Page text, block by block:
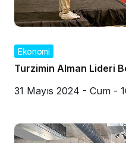
Ekonomi
Turzimin Alman Lideri
31 Mayıs 2024 - Cum -